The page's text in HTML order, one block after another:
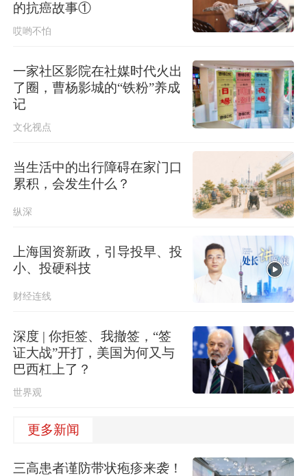
的抗癌故事①
哎哟不怕
一家社区影院在社媒时代火出
了圈，曹杨影城的“铁粉”养成
记
文化视点
当生活中的出行障碍在家门口
累积，会发生什么？
纵深
上海国资新政，引导投早、投
小、投硬科技
财经连线
深度 | 你拒签、我撤签，“签
证大战”开打，美国为何又与
巴西杠上了？
世界观
更多新闻
三高患者谨防带状疱疹来袭！